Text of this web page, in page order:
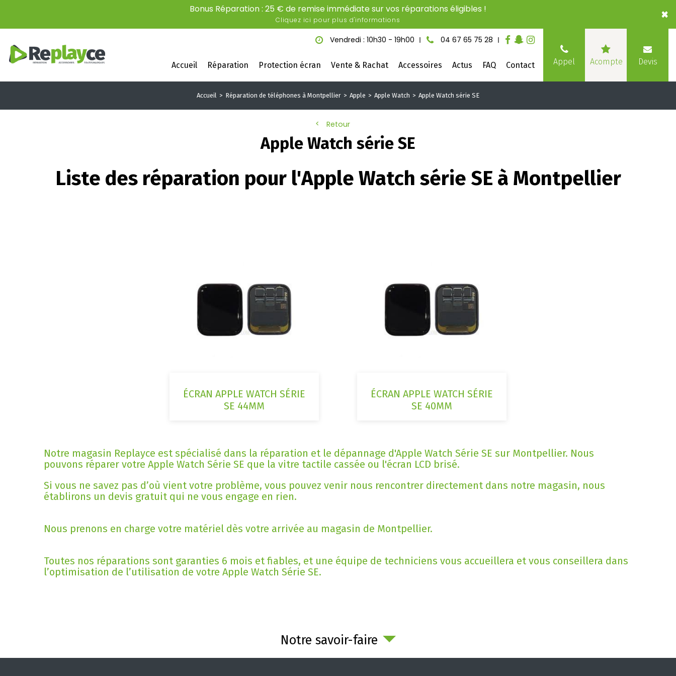
Bonus Réparation : 25 € de remise immédiate sur vos réparations éligibles !
Cliquez ici pour plus d'informations ×
Vendredi : 10h30 - 19h00 04 67 65 75 28
Accueil Réparation Protection écran Vente & Rachat Accessoires Actus FAQ Contact Appel Acompte Devis
Accueil Réparation de téléphones à Montpellier Apple Apple Watch Apple Watch série SE
Retour
Apple Watch série SE
Liste des réparation pour l'Apple Watch série SE à Montpellier
ÉCRAN APPLE WATCH SÉRIE
SE 44MM
ÉCRAN APPLE WATCH SÉRIE
SE 40MM
Notre magasin Replayce est spécialisé dans la réparation et le dépannage d'Apple Watch Série SE sur Montpellier. Nous
pouvons réparer votre Apple Watch Série SE que la vitre tactile cassée ou l'écran LCD brisé.
Si vous ne savez pas d’où vient votre problème, vous pouvez venir nous rencontrer directement dans notre magasin, nous
établirons un devis gratuit qui ne vous engage en rien.
Nous prenons en charge votre matériel dès votre arrivée au magasin de Montpellier.
Toutes nos réparations sont garanties 6 mois et fiables, et une équipe de techniciens vous accueillera et vous conseillera dans
l’optimisation de l’utilisation de votre Apple Watch Série SE.
Notre savoir-faire